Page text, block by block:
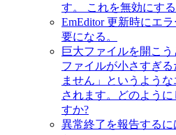
す。 これを無効にす
EmEditor 更新時にエ
要になる。
巨大ファイルを開こ
ファイルが小さすぎ
ません」というよう
されます。どのよう
すか?
異常終了を報告する